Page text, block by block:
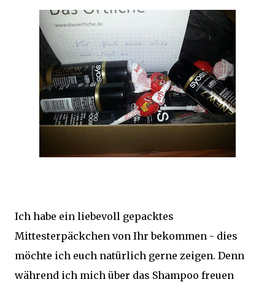
Ich habe ein liebevoll gepacktes
Mittesterpäckchen von Ihr bekommen - dies
möchte ich euch natürlich gerne zeigen. Denn
während ich mich über das Shampoo freuen